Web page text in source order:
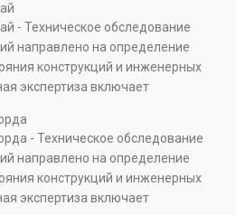
эксплуатационной безопасности.
при покупке недвижимости,
и реконструкции объектов, а
и технических
- Техническое обследование
направлено на определение
конструкций и инженерных
экспертиза включает
эксплуатационной безопасности.
при покупке недвижимости,
и реконструкции объектов, а
и технических
- Техническое обследование
направлено на определение
конструкций и инженерных
экспертиза включает